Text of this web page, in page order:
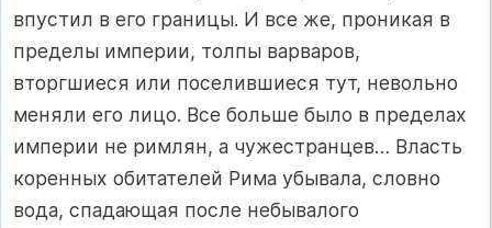
впустил в его границы. И все же, проникая в
пределы империи, толпы варваров,
вторгшиеся или поселившиеся тут, невольно
меняли его лицо. Все больше было в пределах
империи не римлян, а чужестранцев… Власть
коренных обитателей Рима убывала, словно
вода, спадающая после небывалого